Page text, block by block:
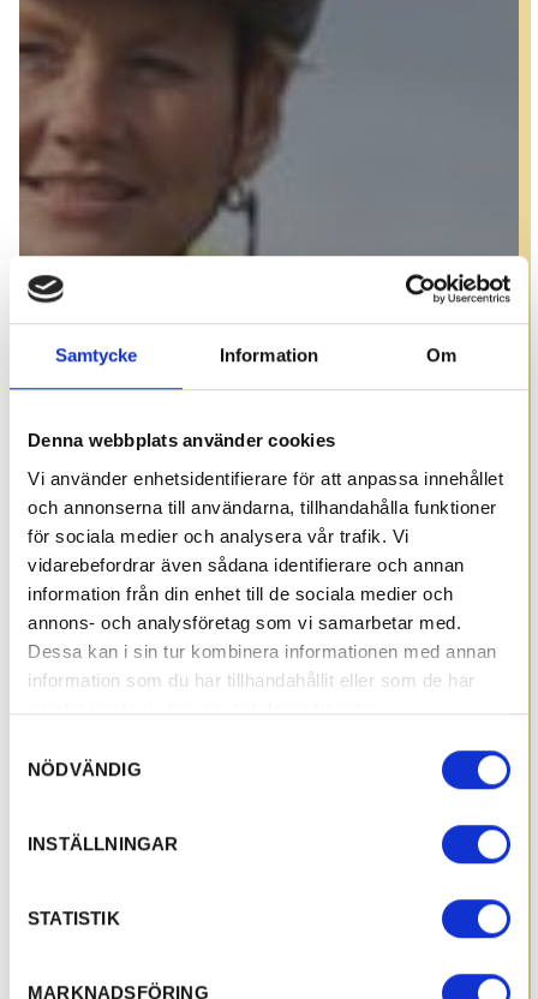
Samtycke Information Om
Denna webbplats använder cookies
Vi använder enhetsidentifierare för att anpassa innehållet
och annonserna till användarna, tillhandahålla funktioner
för sociala medier och analysera vår trafik. Vi
vidarebefordrar även sådana identifierare och annan
information från din enhet till de sociala medier och
annons- och analysföretag som vi samarbetar med.
Dessa kan i sin tur kombinera informationen med annan
information som du har tillhandahållit eller som de har
samlat in när du har använt deras tjänster.
NÖDVÄNDIG
INSTÄLLNINGAR
STATISTIK
MARKNADSFÖRING